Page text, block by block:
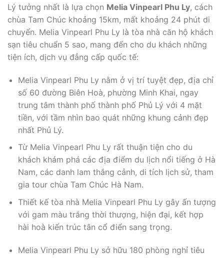
Lý tưởng nhất là lựa chọn Melia Vinpearl Phu Ly, cách
chùa Tam Chúc khoảng 15km, mất khoảng 24 phút di
chuyển. Melia Vinpearl Phu Ly là tòa nhà căn hộ khách
sạn tiêu chuẩn 5 sao, mang đến cho du khách những
tiện ích, dịch vụ đẳng cấp quốc tế:
Melia Vinpearl Phu Ly nằm ở vị trí tuyệt đẹp, địa chỉ
số 60 đường Biên Hoà, phường Minh Khai, ngay
trung tâm thành phố thành phố Phủ Lý với 4 mặt
tiền, với tầm nhìn bao quát những khung cảnh đẹp
nhất Phủ Lý.
Từ Melia Vinpearl Phu Ly rất thuận tiện cho du
khách khám phá các địa điểm du lịch nổi tiếng ở Hà
Nam, các danh lam thắng cảnh, di tích lịch sử, tham
gia tour chùa Tam Chúc Hà Nam.
Thiết kế tòa nhà Melia Vinpearl Phu Ly gây ấn tượng
với gam màu trắng thời thượng, hiện đại, kết hợp
hài hoà kiến trúc tân cổ điển sang trọng.
Melia Vinpearl Phu Ly sở hữu 180 phòng nghỉ tiêu